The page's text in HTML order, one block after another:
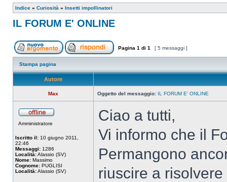
Indice » Curiosità » Insetti impollinatori
IL FORUM E' ONLINE
Pagina 1 di 1 [ 5 messaggi ]
Stampa pagina
Autore
Max Oggetto del messaggio: IL FORUM E' ONLINE
Amministratore
Iscritto il: 10 giugno 2011,
22:46
Messaggi: 1286
Località:Alassio (SV)
Nome: Massimo
Cognome: PUGLISI
Località:Alassio (SV)
Ciao a tutti,
Vi informo che il
Permangono
riuscire a